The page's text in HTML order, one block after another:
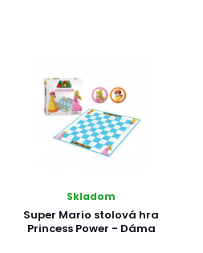
Skladom
Super Mario stolová hra
Princess Power - Dáma